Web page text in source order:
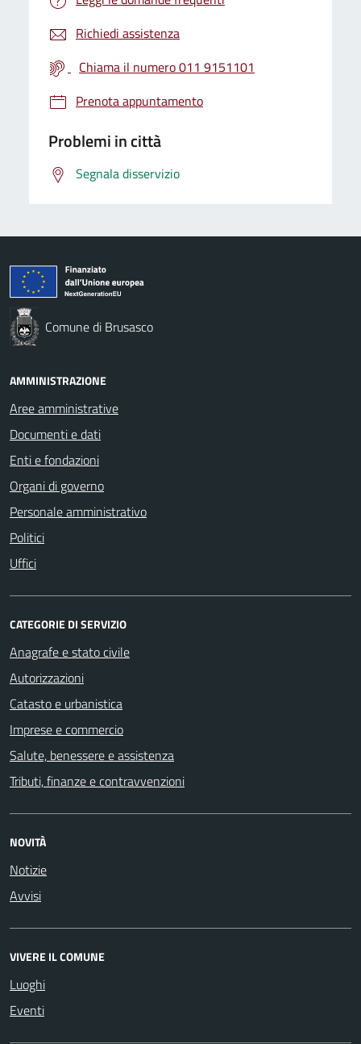
Richiedi assistenza
Chiama il numero 011 9151101
Prenota appuntamento
Problemi in città
Segnala disservizio
Comune di Brusasco
AMMINISTRAZIONE
Aree amministrative
Documenti e dati
Enti e fondazioni
Organi di governo
Personale amministrativo
Politici
Uffici
CATEGORIE DI SERVIZIO
Anagrafe e stato civile
Autorizzazioni
Catasto e urbanistica
Imprese e commercio
Salute, benessere e assistenza
Tributi, finanze e contravvenzioni
NOVITÀ
Notizie
Avvisi
VIVERE IL COMUNE
Luoghi
Eventi